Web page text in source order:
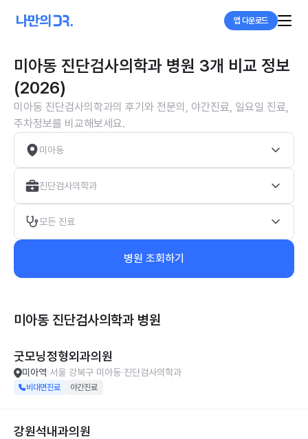
앱 다운로드
미아동 진단검사의학과 병원 3개 비교 정보
(2026)
미아동 진단검사의학과의 후기와 전문의, 야간진료, 일요일 진료,
주차정보를 비교해보세요.
미아동
진단검사의학과
모든 진료
병원 조회하기
미아동 진단검사의학과 병원
굿모닝정형외과의원
미아역 서울 강북구 미아동 진단검사의학과
비대면진료 야간진료
강원석내과의원